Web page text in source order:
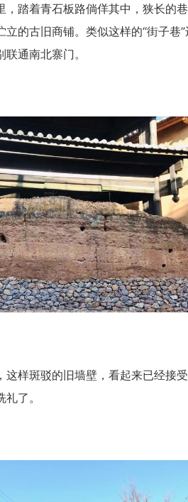
，踏着青石板路倘佯其中，狭长的
立的古旧商铺。类似这样的“街子巷”
通南北寨门。
这样斑驳的旧墙壁，看起来已经接
了。